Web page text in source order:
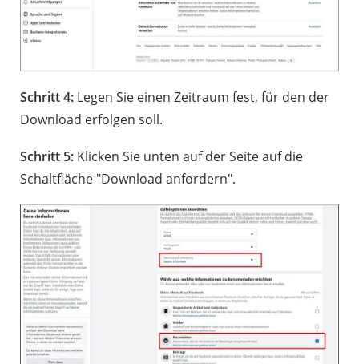
Schritt 4: Legen Sie einen Zeitraum fest, für den der
Download erfolgen soll.
Schritt 5: Klicken Sie unten auf der Seite auf die
Schaltfläche "Download anfordern".